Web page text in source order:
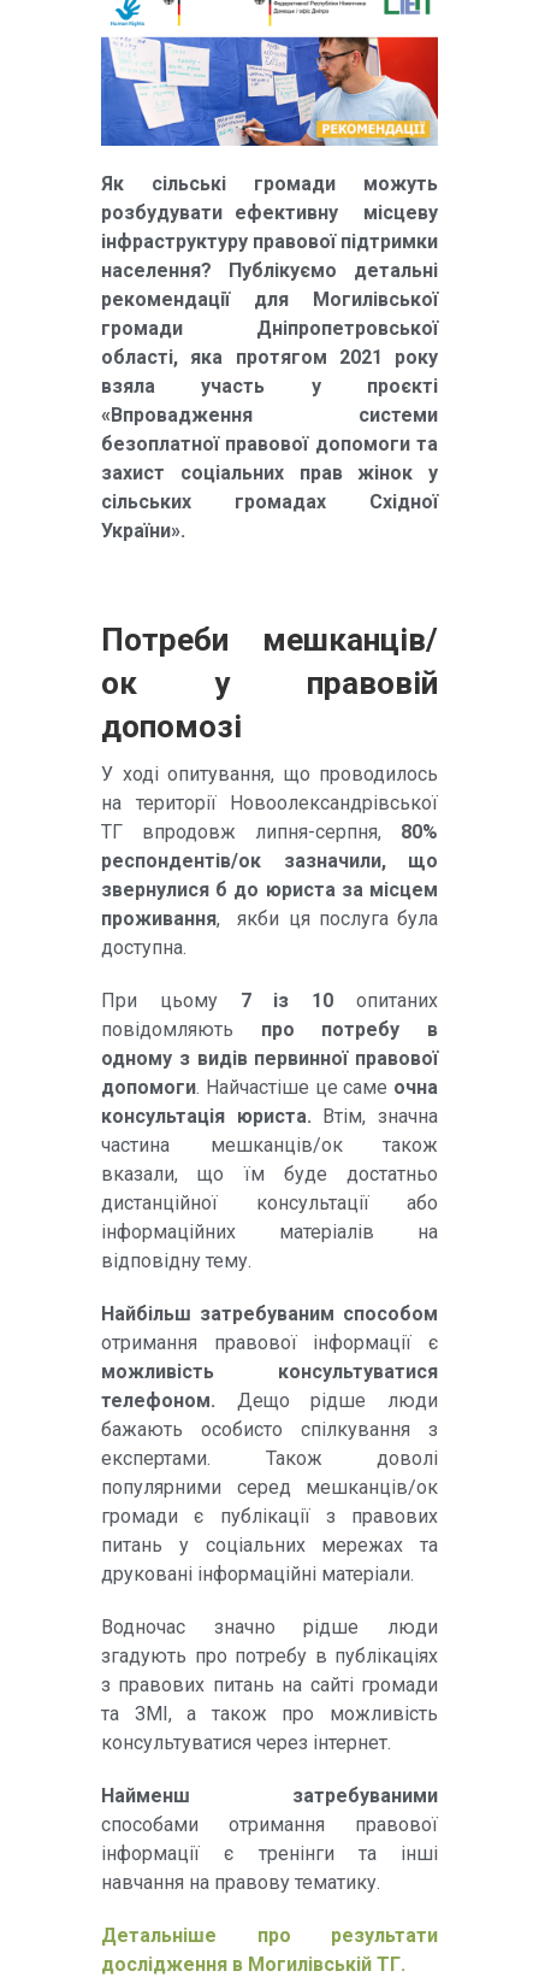
Як сільські громади можуть
розбудувати ефективну місцеву
інфраструктуру правової підтримки
населення? Публікуємо детальні
рекомендації для Могилівської
громади Дніпропетровської
області, яка протягом 2021 року
взяла участь у проєкті
«Впровадження системи
безоплатної правової допомоги та
захист соціальних прав жінок у
сільських громадах Східної
України».
Потреби мешканців/
ок у правовій
допомозі
У ході опитування, що проводилось
на території Новоолександрівської
ТГ впродовж липня-серпня, 80%
респондентів/ок зазначили, що
звернулися б до юриста за місцем
проживання, якби ця послуга була
доступна.
При цьому 7 із 10 опитаних
повідомляють про потребу в
одному з видів первинної правової
допомоги. Найчастіше це саме очна
консультація юриста. Втім, значна
частина мешканців/ок також
вказали, що їм буде достатньо
дистанційної консультації або
інформаційних матеріалів на
відповідну тему.
Найбільш затребуваним способом
отримання правової інформації є
можливість консультуватися
телефоном. Дещо рідше люди
бажають особисто спілкування з
експертами. Також доволі
популярними серед мешканців/ок
громади є публікації з правових
питань у соціальних мережах та
друковані інформаційні матеріали.
Водночас значно рідше люди
згадують про потребу в публікаціях
з правових питань на сайті громади
та ЗМІ, а також про можливість
консультуватися через інтернет.
Найменш затребуваними
способами отримання правової
інформації є тренінги та інші
навчання на правову тематику.
Детальніше про результати
дослідження в Могилівській ТГ.